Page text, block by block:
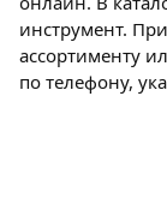
инструмент.
ассортименту
по телефону,